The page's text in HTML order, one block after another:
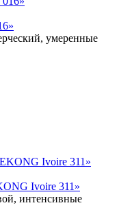
умеренные
Ivoire 311»
интенсивные